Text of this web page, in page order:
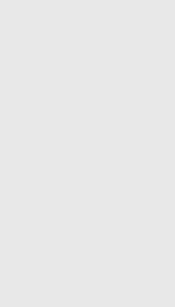
việc chữa trị
điều trị sóng
mục đích sử